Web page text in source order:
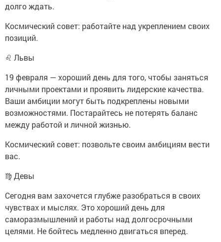
долго ждать.
Космический совет: работайте над укреплением своих
позиций.
♌ Львы
19 февраля — хороший день для того, чтобы заняться
личными проектами и проявить лидерские качества.
Ваши амбиции могут быть подкреплены новыми
возможностями. Постарайтесь не потерять баланс
между работой и личной жизнью.
Космический совет: позвольте своим амбициям вести
вас.
♍ Девы
Сегодня вам захочется глубже разобраться в своих
чувствах и мыслях. Это хороший день для
саморазмышлений и работы над долгосрочными
целями. Не бойтесь медленно двигаться вперед.